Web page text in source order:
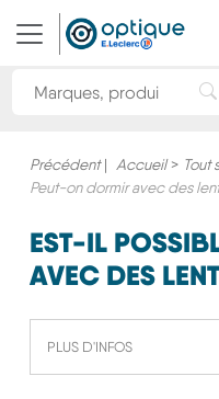
Rechercher une marque
Précédent| Accueil > Tout
Peut-on dormir avec des
EST-IL
AVEC DES
PLUS D'INFOS